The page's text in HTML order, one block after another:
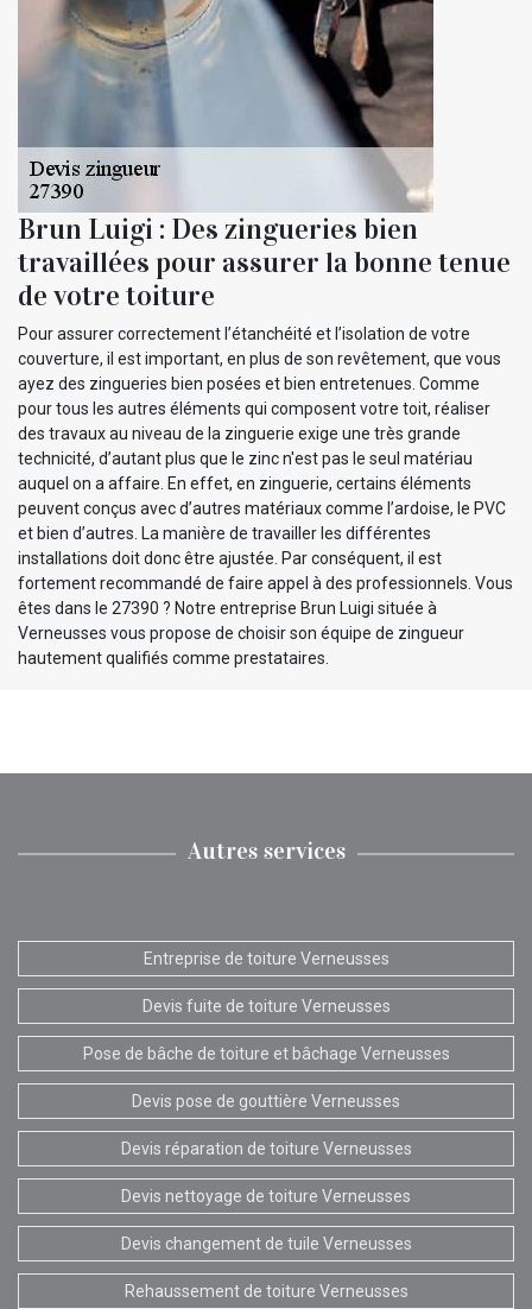
Brun Luigi : Des zingueries bien
travaillées pour assurer la bonne tenue
de votre toiture
Pour assurer correctement l’étanchéité et l’isolation de votre
couverture, il est important, en plus de son revêtement, que vous
ayez des zingueries bien posées et bien entretenues. Comme
pour tous les autres éléments qui composent votre toit, réaliser
des travaux au niveau de la zinguerie exige une très grande
technicité, d’autant plus que le zinc n'est pas le seul matériau
auquel on a affaire. En effet, en zinguerie, certains éléments
peuvent conçus avec d’autres matériaux comme l’ardoise, le PVC
et bien d’autres. La manière de travailler les différentes
installations doit donc être ajustée. Par conséquent, il est
fortement recommandé de faire appel à des professionnels. Vous
êtes dans le 27390 ? Notre entreprise Brun Luigi située à
Verneusses vous propose de choisir son équipe de zingueur
hautement qualifiés comme prestataires.
Autres services
Entreprise de toiture Verneusses
Devis fuite de toiture Verneusses
Pose de bâche de toiture et bâchage Verneusses
Devis pose de gouttière Verneusses
Devis réparation de toiture Verneusses
Devis nettoyage de toiture Verneusses
Devis changement de tuile Verneusses
Rehaussement de toiture Verneusses